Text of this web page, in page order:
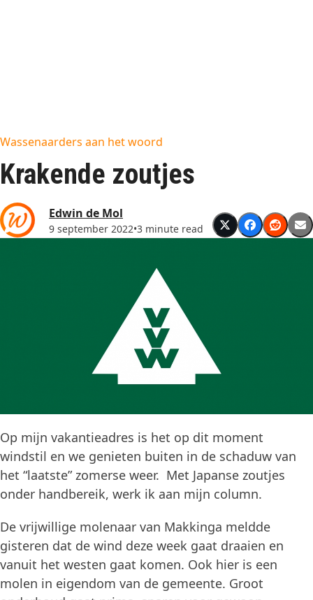
Wassenaarders aan het woord
Krakende zoutjes
Edwin de Mol
9 september 2022•3 minute read
Op mijn vakantieadres is het op dit moment
windstil en we genieten buiten in de schaduw van
het “laatste” zomerse weer. Met Japanse zoutjes
onder handbereik, werk ik aan mijn column.
De vrijwillige molenaar van Makkinga meldde
gisteren dat de wind deze week gaat draaien en
vanuit het westen gaat komen. Ook hier is een
molen in eigendom van de gemeente. Groot